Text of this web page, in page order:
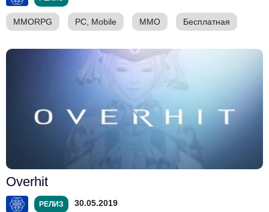
MMORPG PC, Mobile ММО Бесплатная
Overhit
РЕЛИЗ 30.05.2019